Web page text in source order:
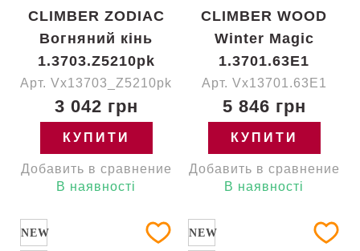
CLIMBER ZODIAC
Вогняний кінь
1.3703.Z5210pk
Арт. Vx13703_Z5210pk
3 042 грн
КУПИТИ
Добавить в сравнение
В наявності
CLIMBER WOOD
Winter Magic
1.3701.63E1
Арт. Vx13701.63E1
5 846 грн
КУПИТИ
Добавить в сравнение
В наявності
NEW NEW